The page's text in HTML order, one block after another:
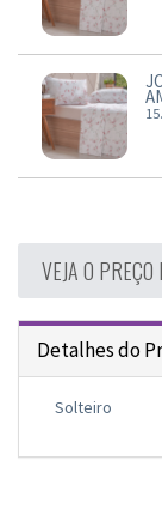
VEJA O PREÇO
Detalhes do
Solteiro